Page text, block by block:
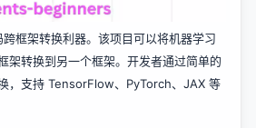
跨框架转换利器。该项目可以将机器学习
架转换到另一个框架。开发者通过简单的
，支持 TensorFlow、PyTorch、JAX 等